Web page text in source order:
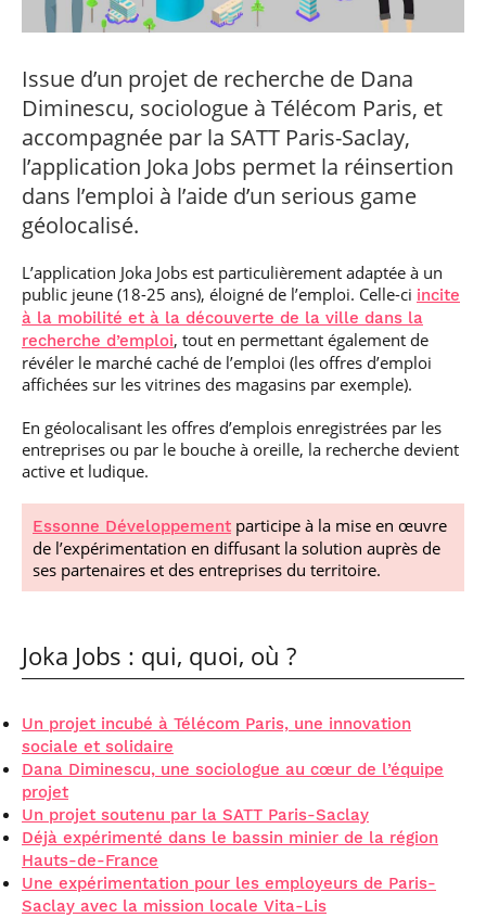
S’engager à Télécom
Paris
responsable : nos
élèves impliqués
Parcours Numérique
Enquête 1er emploi
Corps des Mines
donnant accès aux
Corps techniques de
l’État
Artificielle en
alternance
Expert
cybersécurité des
réseaux et des
systèmes
d’information
Intelligence
Artificielle – Expert
Intelligence
Artificielle
multimodale et
autonome
Je suis élève en
situation de
faire ?
Vous êtes admis,
arrivée
Financement
Brochures &
contacts
Événements des
formations de
Mastère Spécialisé
professionnel
• Journaliste
• Diplômé
• Créateur d’entreprise
Issue d’un projet de recherche de Dana
Diminescu, sociologue à Télécom Paris, et
accompagnée par la SATT Paris-Saclay,
l’application Joka Jobs permet la réinsertion
dans l’emploi à l’aide d’un serious game
géolocalisé.
L’application Joka Jobs est particulièrement adaptée à un
public jeune (18-25 ans), éloigné de l’emploi. Celle-ci incite
à la mobilité et à la découverte de la ville dans la
recherche d’emploi, tout en permettant également de
révéler le marché caché de l’emploi (les offres d’emploi
affichées sur les vitrines des magasins par exemple).
En géolocalisant les offres d’emplois enregistrées par les
entreprises ou par le bouche à oreille, la recherche devient
active et ludique.
Essonne Développement participe à la mise en œuvre
de l’expérimentation en diffusant la solution auprès de
ses partenaires et des entreprises du territoire.
Joka Jobs : qui, quoi, où ?
Un projet incubé à Télécom Paris, une innovation
sociale et solidaire
Dana Diminescu, une sociologue au cœur de l’équipe
projet
Un projet soutenu par la SATT Paris-Saclay
Déjà expérimenté dans le bassin minier de la région
Hauts-de-France
Une expérimentation pour les employeurs de Paris-
Saclay avec la mission locale Vita-Lis